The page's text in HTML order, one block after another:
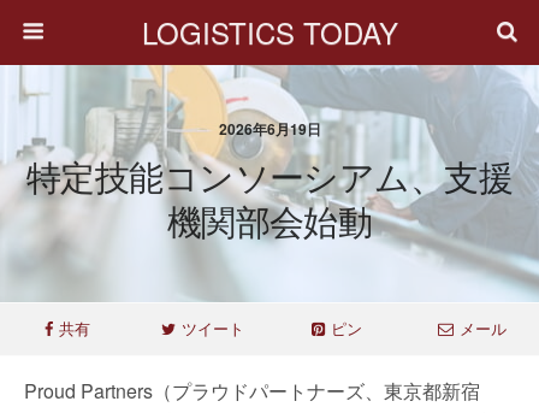
LOGISTICS TODAY
2026年6月19日
特定技能コンソーシアム、支援
機関部会始動
共有 ツイート ピン メール
Proud Partners（プラウドパートナーズ、東京都新宿